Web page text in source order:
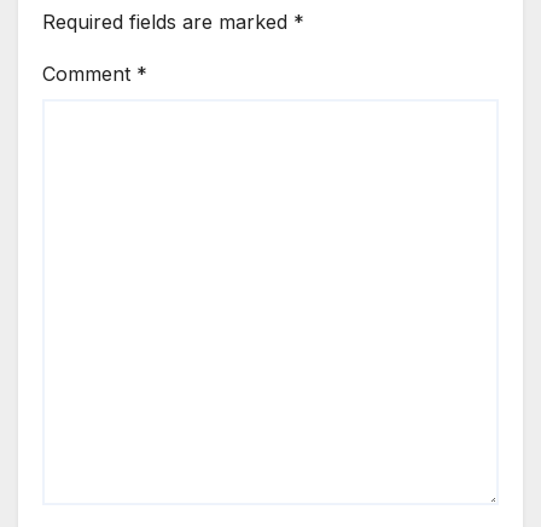
Required fields are marked *
Comment *